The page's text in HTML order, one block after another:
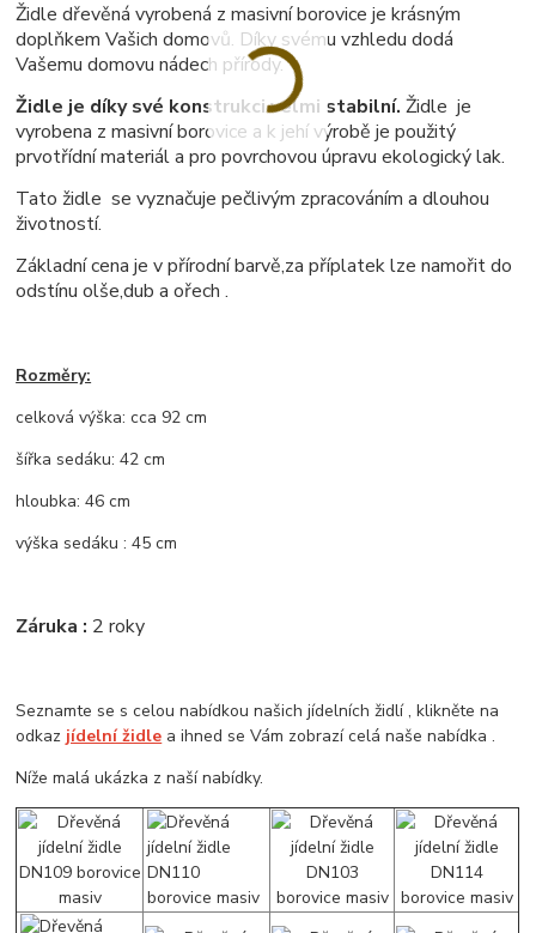
Židle dřevěná vyrobená z masivní borovice je krásným
doplňkem Vašich domovů. Díky svému vzhledu dodá
Vašemu domovu nádech přírody.
Židle je díky své konstrukci velmi stabilní. Židle je
vyrobena z masivní borovice a k jehí výrobě je použitý
prvotřídní materiál a pro povrchovou úpravu ekologický lak.
Tato židle se vyznačuje pečlivým zpracováním a dlouhou
životností.
Základní cena je v přírodní barvě,za příplatek lze namořit do
odstínu olše,dub a ořech .
Rozměry:
celková výška: cca 92 cm
šířka sedáku: 42 cm
hloubka: 46 cm
výška sedáku : 45 cm
Záruka : 2 roky
Seznamte se s celou nabídkou našich jídelních židlí , klikněte na
odkaz jídelní židle a ihned se Vám zobrazí celá naše nabídka .
Níže malá ukázka z naší nabídky.